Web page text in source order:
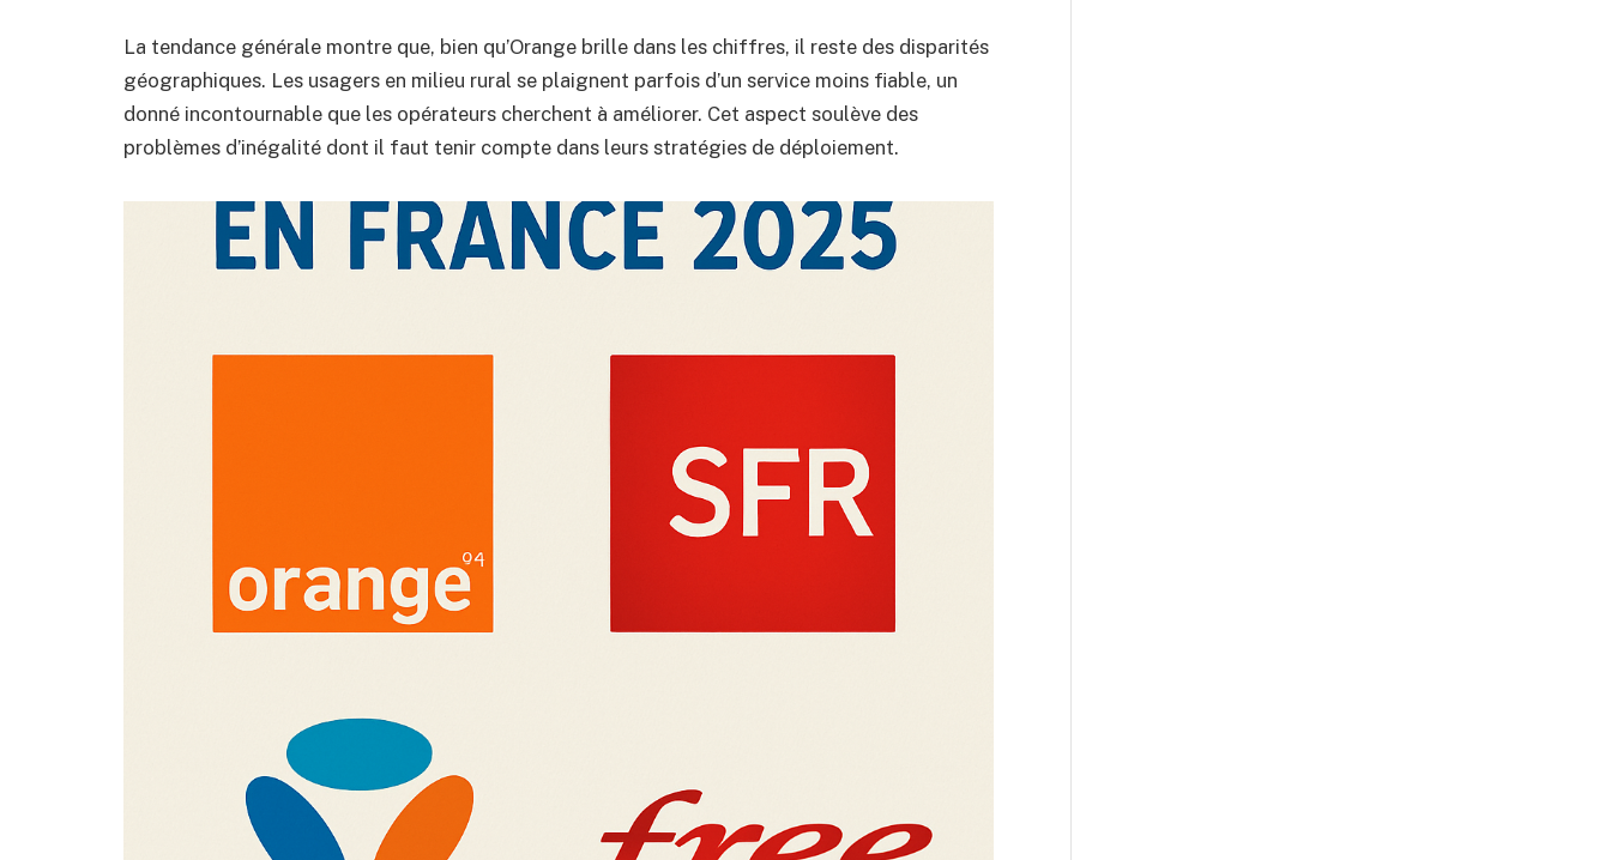
La tendance générale montre que, bien qu’Orange brille dans les chiffres, il reste des disparités
géographiques. Les usagers en milieu rural se plaignent parfois d’un service moins fiable, un
donné incontournable que les opérateurs cherchent à améliorer. Cet aspect soulève des
problèmes d’inégalité dont il faut tenir compte dans leurs stratégies de déploiement.